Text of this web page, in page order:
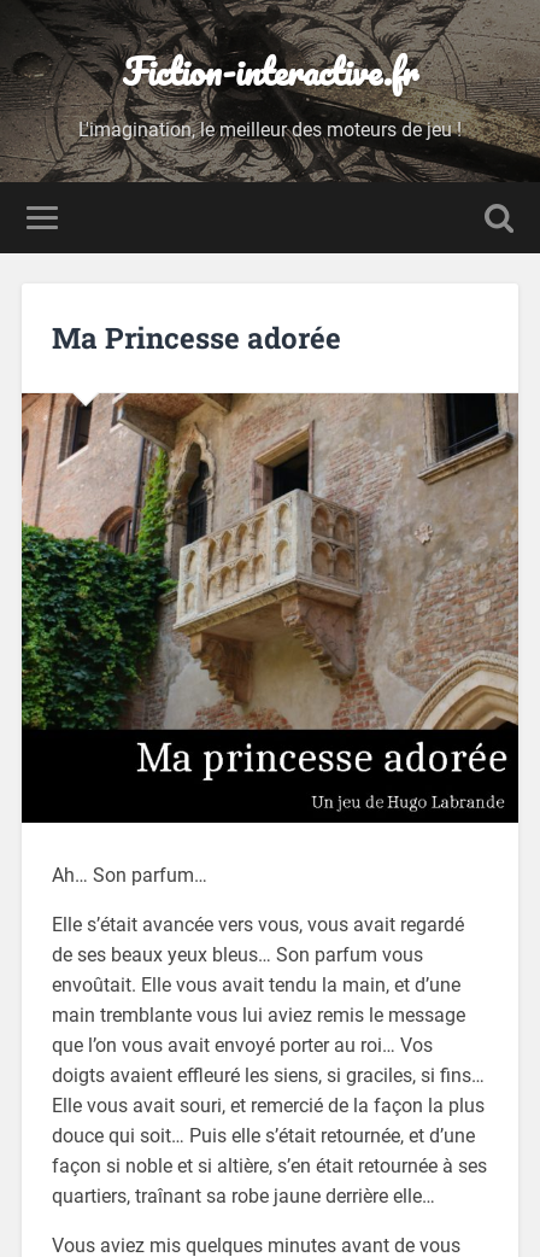
Fiction-interactive.fr
L'imagination, le meilleur des moteurs de jeu !
Ma Princesse adorée
Ah… Son parfum…
Elle s’était avancée vers vous, vous avait regardé
de ses beaux yeux bleus… Son parfum vous
envoûtait. Elle vous avait tendu la main, et d’une
main tremblante vous lui aviez remis le message
que l’on vous avait envoyé porter au roi… Vos
doigts avaient effleuré les siens, si graciles, si fins…
Elle vous avait souri, et remercié de la façon la plus
douce qui soit… Puis elle s’était retournée, et d’une
façon si noble et si altière, s’en était retournée à ses
quartiers, traînant sa robe jaune derrière elle…
Vous aviez mis quelques minutes avant de vous